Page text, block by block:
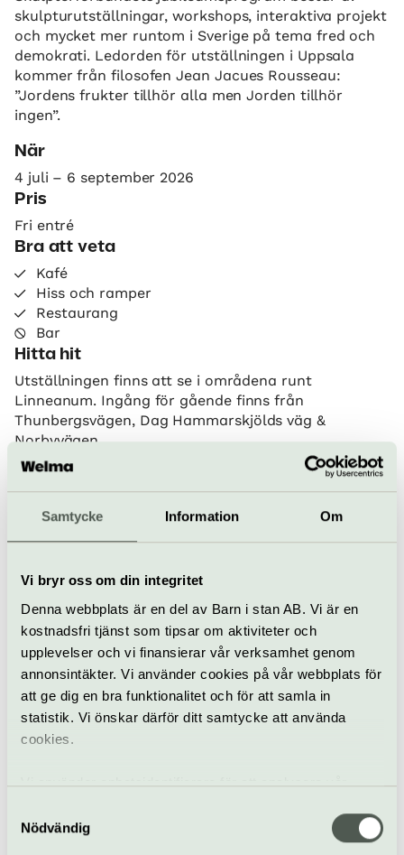
Samtycke Information Om
Vi bryr oss om din integritet
Denna webbplats är en del av Barn i stan AB. Vi är en
kostnadsfri tjänst som tipsar om aktiviteter och
upplevelser och vi finansierar vår verksamhet genom
annonsintäkter. Vi använder cookies på vår webbplats för
att ge dig en bra funktionalitet och för att samla in
statistik. Vi önskar därför ditt samtycke att använda
cookies.
Vi använder enhetsidentifierare för att analysera vår
samt tillhandahålla funktioner för sociala medier. Vi
vidarebefordrar även sådana identifierare och annan
Nödvändig
skulpturutställningar, workshops, interaktiva projekt
och mycket mer runtom i Sverige på tema fred och
demokrati. Ledorden för utställningen i Uppsala
kommer från filosofen Jean Jacues Rousseau:
”Jordens frukter tillhör alla men Jorden tillhör
ingen”.
När
4 juli – 6 september 2026
Pris
Fri entré
Bra att veta
Kafé
Hiss och ramper
Restaurang
Bar
Hitta hit
Utställningen finns att se i områdena runt
Linneanum. Ingång för gående finns från
Thunbergsvägen, Dag Hammarskjölds väg &
Norbyvägen.
bokning@botan.uu.se
Till webbplats
Allt som händer –
musikalisk vandring
med kören Canorus